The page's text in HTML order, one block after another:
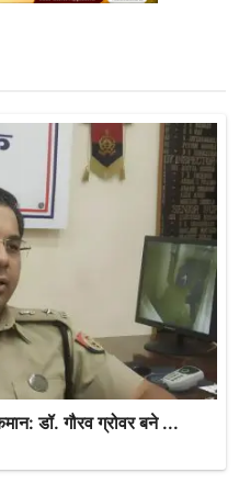
डॉ. गौरव ग्रोवर बने ...